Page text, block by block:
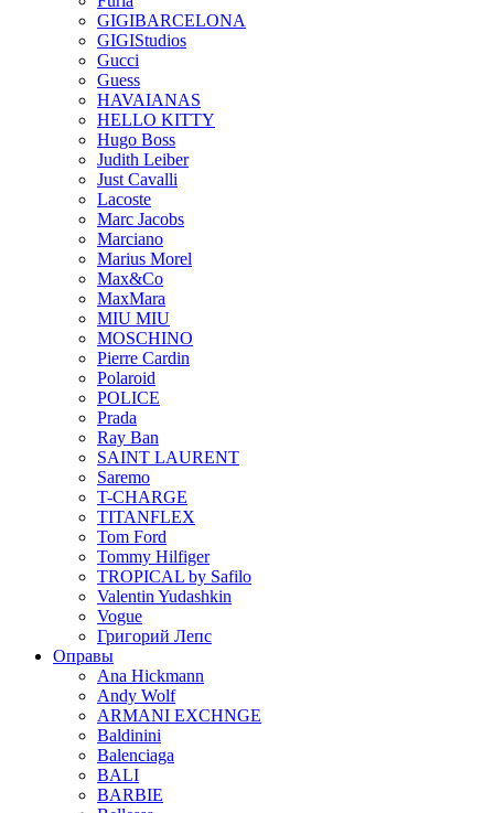
GIGIBARCELONA
GIGIStudios
Gucci
Guess
HAVAIANAS
HELLO KITTY
Hugo Boss
Judith Leiber
Just Cavalli
Lacoste
Marc Jacobs
Marciano
Marius Morel
Max&Co
MaxMara
MIU MIU
MOSCHINO
Pierre Cardin
Polaroid
POLICE
Prada
Ray Ban
SAINT LAURENT
Saremo
T-CHARGE
TITANFLEX
Tom Ford
Tommy Hilfiger
TROPICAL by Safilo
Valentin Yudashkin
Vogue
Григорий Лепс
Оправы
Ana Hickmann
Andy Wolf
ARMANI EXCHNGE
Baldinini
Balenciaga
BALI
BARBIE